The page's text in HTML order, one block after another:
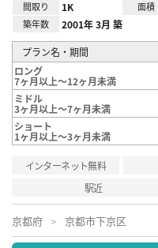
間取り 1K 面積
築年数 2001年 3月 築
プラン名・期間
ロング
7ヶ月以上～12ヶ月未満
ミドル
3ヶ月以上～7ヶ月未満
ショート
1ヶ月以上～3ヶ月未満
インターネット無料
駅近
京都府 京都市下京区